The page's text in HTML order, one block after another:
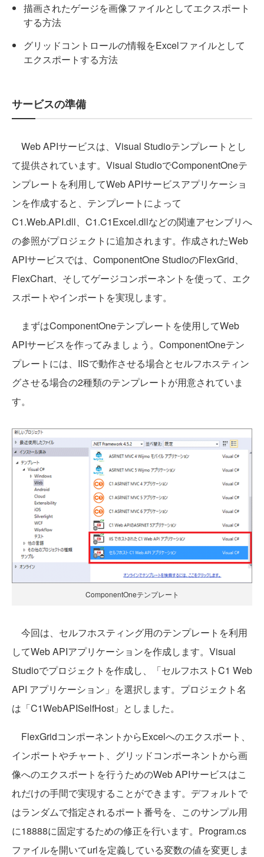
描画されたゲージを画像ファイルとしてエクスポート
する方法
グリッドコントロールの情報をExcelファイルとして
エクスポートする方法
サービスの準備
Web APIサービスは、Visual Studioテンプレートとし
て提供されています。Visual StudioでComponentOneテ
ンプレートを利用してWeb APIサービスアプリケーショ
ンを作成すると、テンプレートによって
C1.Web.API.dll、C1.C1Excel.dllなどの関連アセンブリへ
の参照がプロジェクトに追加されます。作成されたWeb
APIサービスでは、ComponentOne StudioのFlexGrid、
FlexChart、そしてゲージコンポーネントを使って、エク
スポートやインポートを実現します。
まずはComponentOneテンプレートを使用してWeb
APIサービスを作ってみましょう。ComponentOneテン
プレートには、IISで動作させる場合とセルフホスティン
グさせる場合の2種類のテンプレートが用意されていま
す。
ComponentOneテンプレート
今回は、セルフホスティング用のテンプレートを利用
してWeb APIアプリケーションを作成します。Visual
Studioでプロジェクトを作成し、「セルフホストC1 Web
API アプリケーション」を選択します。プロジェクト名
は「C1WebAPISelfHost」としました。
FlexGridコンポーネントからExcelへのエクスポート、
インポートやチャート、グリッドコンポーネントから画
像へのエクスポートを行うためのWeb APIサービスはこ
れだけの手間で実現することができます。デフォルトで
はランダムで指定されるポート番号を、このサンプル用
に18888に固定するための修正を行います。Program.cs
ファイルを開いてurlを定義している変数の値を変更しま